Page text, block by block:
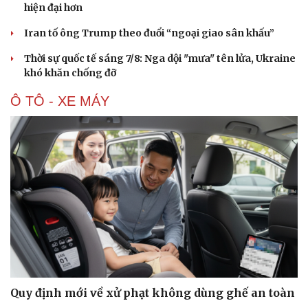
Cải chính
hiện đại hơn
Iran tố ông Trump theo đuổi “ngoại giao sân khấu”
Thời sự quốc tế sáng 7/8: Nga dội "mưa" tên lửa, Ukraine
khó khăn chống đỡ
Ô TÔ - XE MÁY
Quy định mới về xử phạt không dùng ghế an toàn